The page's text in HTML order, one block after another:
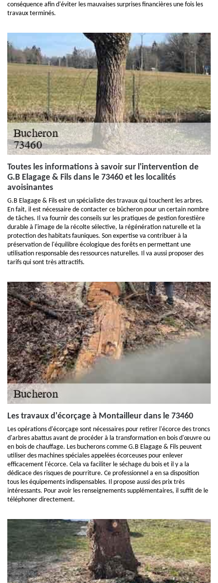
conséquence afin d'éviter les mauvaises surprises financières une fois les
travaux terminés.
Toutes les informations à savoir sur l'intervention de
G.B Elagage & Fils dans le 73460 et les localités
avoisinantes
G.B Elagage & Fils est un spécialiste des travaux qui touchent les arbres.
En fait, il est nécessaire de contacter ce bûcheron pour un certain nombre
de tâches. Il va fournir des conseils sur les pratiques de gestion forestière
durable à l'image de la récolte sélective, la régénération naturelle et la
protection des habitats fauniques. Son expertise va contribuer à la
préservation de l'équilibre écologique des forêts en permettant une
utilisation responsable des ressources naturelles. Il va aussi proposer des
tarifs qui sont très attractifs.
Les travaux d'écorçage à Montailleur dans le 73460
Les opérations d'écorçage sont nécessaires pour retirer l'écorce des troncs
d'arbres abattus avant de procéder à la transformation en bois d'œuvre ou
en bois de chauffage. Les bucherons comme G.B Elagage & Fils peuvent
utiliser des machines spéciales appelées écorceuses pour enlever
efficacement l'écorce. Cela va faciliter le séchage du bois et il y a la
dédicace des risques de pourriture. Ce professionnel a en sa disposition
tous les équipements indispensables. Il propose aussi des prix très
intéressants. Pour avoir les renseignements supplémentaires, il suffit de le
téléphoner directement.